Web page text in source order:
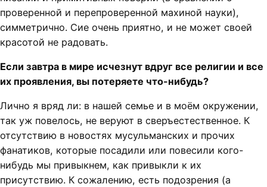
проверенной и перепроверенной махиной науки),
симметрично. Сие очень приятно, и не может своей
красотой не радовать.
Если завтра в мире исчезнут вдруг все религии и все
их проявления, вы потеряете что-нибудь?
Лично я вряд ли: в нашей семье и в моём окружении,
так уж повелось, не веруют в сверъестественное. К
отсутствию в новостях мусульманских и прочих
фанатиков, которые посадили или повесили кого-
нибудь мы привыкнем, как привыкли к их
присутствию. К сожалению, есть подозрения (а